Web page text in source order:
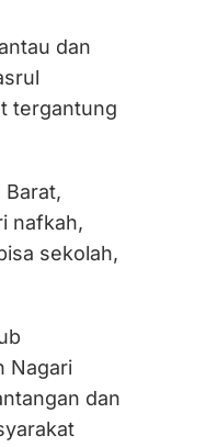
dan
tergantung
Barat,
nafkah,
sekolah,
Nagari
dan